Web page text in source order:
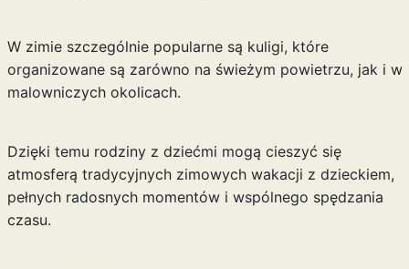
W zimie szczególnie popularne są kuligi, które
organizowane są zarówno na świeżym powietrzu, jak i w
malowniczych okolicach.
Dzięki temu rodziny z dziećmi mogą cieszyć się
atmosferą tradycyjnych zimowych wakacji z dzieckiem,
pełnych radosnych momentów i wspólnego spędzania
czasu.